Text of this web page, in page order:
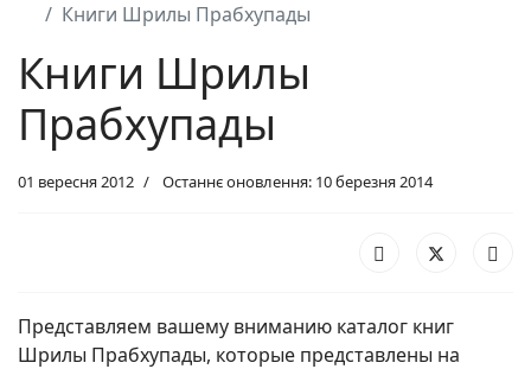
Книги Шрилы Прабхупады
Книги Шрилы
Прабхупады
01 вересня 2012 Останнє оновлення: 10 березня 2014
Представляем вашему вниманию каталог книг
Шрилы Прабхупады, которые представлены на